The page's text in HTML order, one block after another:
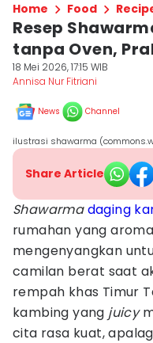
Home Food
Resep
tanpa Oven,
18 Mei 2026, 17:15 WIB
Annisa Nur Fitriani
News Channel
ilustrasi shawarma
Share Article
Shawarma daging
rumahan yang
mengenyangkan
camilan berat saat
rempah khas Timur
kambing yang juicy
cita rasa kuat,